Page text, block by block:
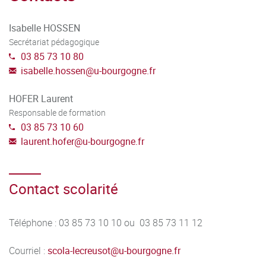
robotique / visionique / production industrielle / industrie
4.0 / internet des objets / cybersécurité… ➢ Électricité et
Maîtrise de l’Énergie (EME ) : Production, distribution,
installation, conversion, stockage des énergies / transport
sûreté des systèmes industriels / efficacité et transition
énergétique
Isabelle HOSSEN
Secrétariat pédagogique
03 85 73 10 80
isabelle.hossen@u-bourgogne.fr
HOFER Laurent
Responsable de formation
03 85 73 10 60
laurent.hofer@u-bourgogne.fr
Contact scolarité
Téléphone : 03 85 73 10 10 ou 03 85 73 11 12
Courriel :scola-lecreusot@u-bourgogne.fr